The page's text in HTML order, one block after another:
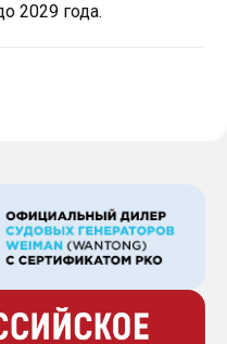
2029 года.